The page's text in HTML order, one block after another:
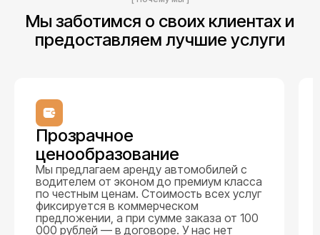
Мы заботимся о своих клиентах и
предоставляем лучшие услуги
Прозрачное
ценообразование
Мы предлагаем аренду автомобилей с
водителем от эконом до премиум класса
по честным ценам. Стоимость всех услуг
фиксируется в коммерческом
предложении, а при сумме заказа от 100
000 рублей — в договоре. У нас нет